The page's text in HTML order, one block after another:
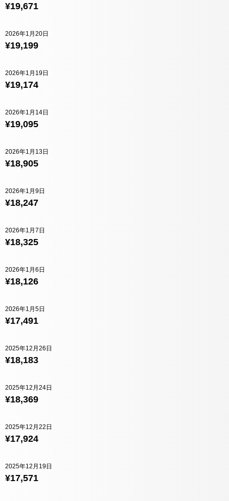
¥19,671
¥19,199
2026年1月20日
¥19,174
2026年1月19日
¥19,095
2026年1月14日
¥18,905
2026年1月13日
¥18,247
2026年1月9日
¥18,325
2026年1月7日
¥18,126
2026年1月6日
¥17,491
2026年1月5日
¥18,183
2025年12月26日
¥18,369
2025年12月24日
¥17,924
2025年12月22日
¥17,571
2025年12月19日